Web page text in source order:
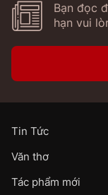
Bạn đọc
hạn vui
Tin Tức
Văn thơ
Tác phẩm mới